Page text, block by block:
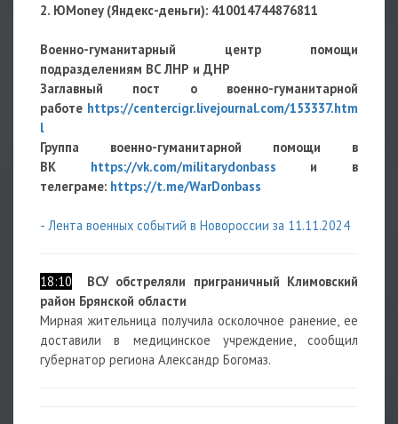
2. ЮMoney (Яндекс-деньги): 410014744876811
Военно-гуманитарный центр помощи
подразделениям ВС ЛНР и ДНР
Заглавный пост о военно-гуманитарной
работе https://centercigr.livejournal.com/153337.htm
l
Группа военно-гуманитарной помощи в
ВК https://vk.com/militarydonbass и в
телеграме: https://t.me/WarDonbass
- Лента военных событий в Новороссии за 11.11.2024
18:10
ВСУ обстреляли приграничный Климовский
район Брянской области
Мирная жительница получила осколочное ранение, ее
доставили в медицинское учреждение, сообщил
губернатор региона Александр Богомаз.